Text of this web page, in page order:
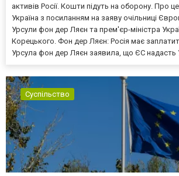
активів Росії. Кошти підуть на оборону. Про
Україна з посиланням на заяву очільниці
Урсули фон дер Ляєн та прем'єр-міністра
Корецького. Фон дер Ляєн: Росія має
Урсула фон дер Ляєн заявила, що ЄС надасть
Суспільство